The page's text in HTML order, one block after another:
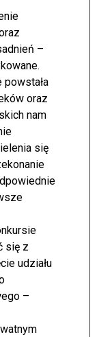
–
powstała
oraz
nam
się
się z
udziału
–